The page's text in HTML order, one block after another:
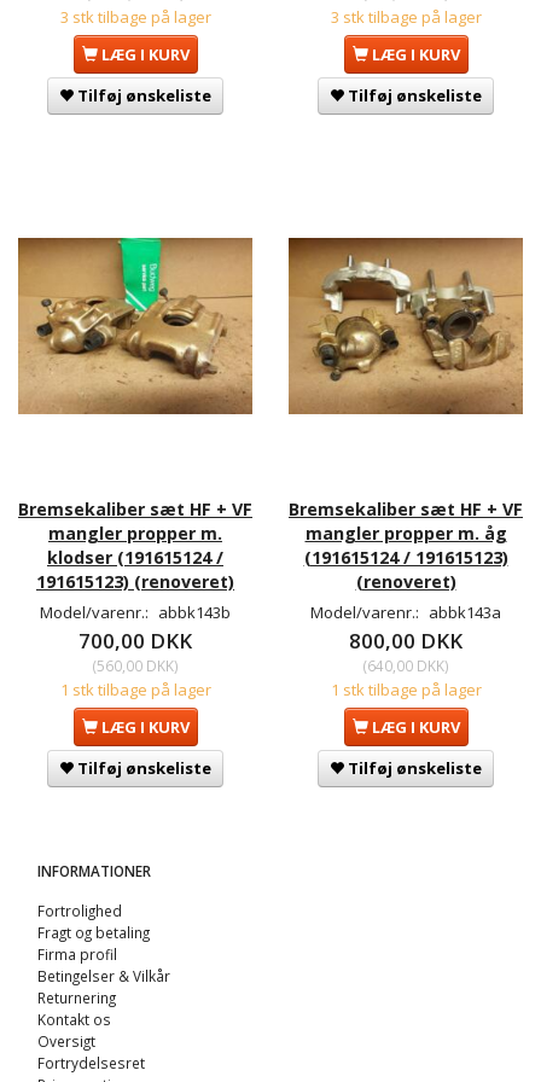
3 stk tilbage på lager
LÆG I KURV
Tilføj ønskeliste
3 stk tilbage på lager
LÆG I KURV
Tilføj ønskeliste
Bremsekaliber sæt HF + VF
mangler propper m.
klodser (191615124 /
191615123) (renoveret)
Model/varenr.: abbk143b
700,00 DKK
(560,00 DKK)
1 stk tilbage på lager
LÆG I KURV
Tilføj ønskeliste
Bremsekaliber sæt HF + VF
mangler propper m. åg
(191615124 / 191615123)
(renoveret)
Model/varenr.: abbk143a
800,00 DKK
(640,00 DKK)
1 stk tilbage på lager
LÆG I KURV
Tilføj ønskeliste
INFORMATIONER
Fortrolighed
Fragt og betaling
Firma profil
Betingelser & Vilkår
Returnering
Kontakt os
Oversigt
Fortrydelsesret